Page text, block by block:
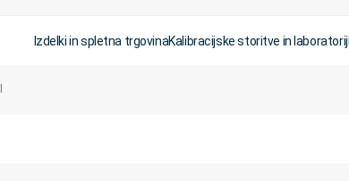
Izdelki in spletna trgovinaKalibracijske storitve in laboratorij